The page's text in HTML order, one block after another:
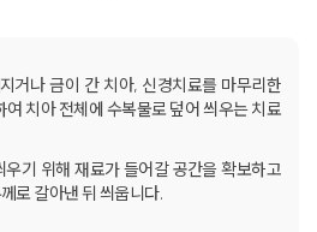
거나 금이 간 치아, 신경치료를 마무리한
여 치아 전체에 수복물로 덮어 씌우는 치료
기 위해 재료가 들어갈 공간을 확보하고
로 갈아낸 뒤 씌웁니다.